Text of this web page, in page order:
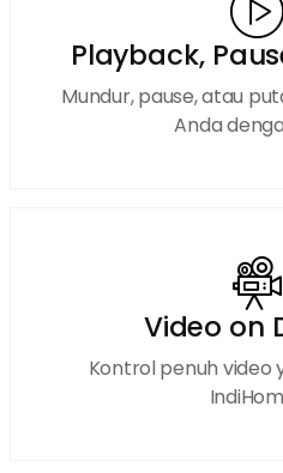
Playback,
Mundur, pause, atau
Anda
Video on
Kontrol penuh video